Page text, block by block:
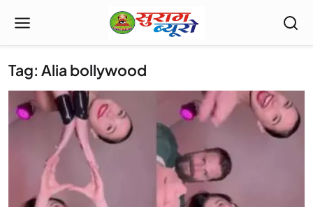
Tag: Alia bollywood